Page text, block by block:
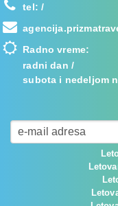
tel:/
Radno vreme:
radni dan /
subota i nedeljom